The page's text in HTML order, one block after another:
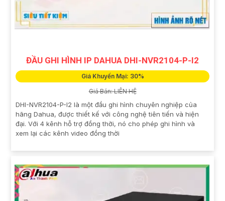
ĐẦU GHI HÌNH IP DAHUA DHI-NVR2104-P-I2
Giá Khuyến Mại: 30%
Giá Bán: LIÊN HỆ
DHI-NVR2104-P-I2 là một đầu ghi hình chuyên nghiệp của
hãng Dahua, được thiết kế với công nghệ tiên tiến và hiện
đại. Với 4 kênh hỗ trợ đồng thời, nó cho phép ghi hình và
xem lại các kênh video đồng thời